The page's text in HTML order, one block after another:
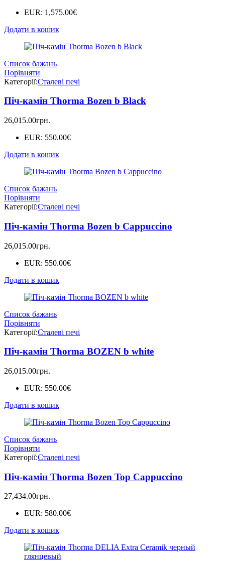
EUR: 1,575.00€
Додати в кошик
Список бажань
Порівняти
Категорії:Сталеві печі
Піч-камін Thorma Bozen b Black
26,015.00грн.
EUR: 550.00€
Додати в кошик
Список бажань
Порівняти
Категорії:Сталеві печі
Піч-камін Thorma Bozen b Cappuccino
26,015.00грн.
EUR: 550.00€
Додати в кошик
Список бажань
Порівняти
Категорії:Сталеві печі
Піч-камін Thorma BOZEN b white
26,015.00грн.
EUR: 550.00€
Додати в кошик
Список бажань
Порівняти
Категорії:Сталеві печі
Піч-камін Thorma Bozen Top Cappuccino
27,434.00грн.
EUR: 580.00€
Додати в кошик